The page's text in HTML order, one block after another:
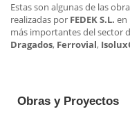
Estas son algunas de las
realizadas por FEDEK S.L. en
más importantes del sector
Dragados, Ferrovial, Isolux
Obras y Proyectos